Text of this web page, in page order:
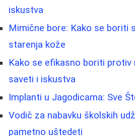
iskustva
Mimične bore: Kako se boriti
starenja kože
Kako se efikasno boriti protiv
saveti i iskustva
Implanti u Jagodicama: Sve
Vodič za nabavku školskih
pametno uštedeti